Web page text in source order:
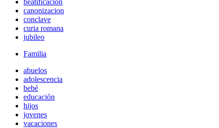
beatificacion
canonizacion
conclave
curia romana
jubileo
Familia
abuelos
adolescencia
bebé
educación
hijos
jovenes
vacaciones